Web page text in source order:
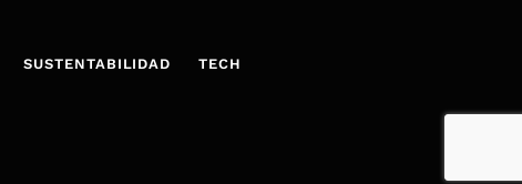
SUSTENTABILIDAD TECH